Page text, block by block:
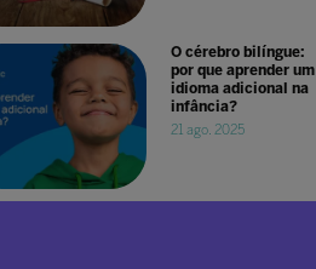
O cérebro bilíngue:
por que aprender um
idioma adicional na
infância?
21 ago. 2025